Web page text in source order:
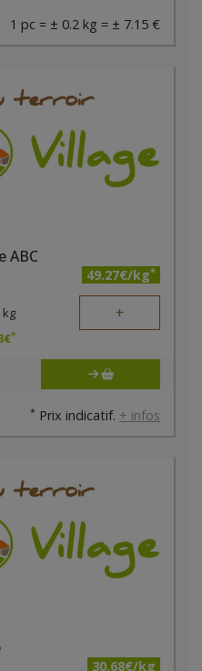
1 pc = ± 0.2 kg = ± 7.15 €
ABC
49.27€/kg*
kg +
€*
* Prix indicatif. + infos
30.68€/kg